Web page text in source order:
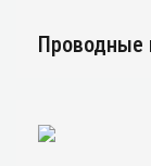
Проводные